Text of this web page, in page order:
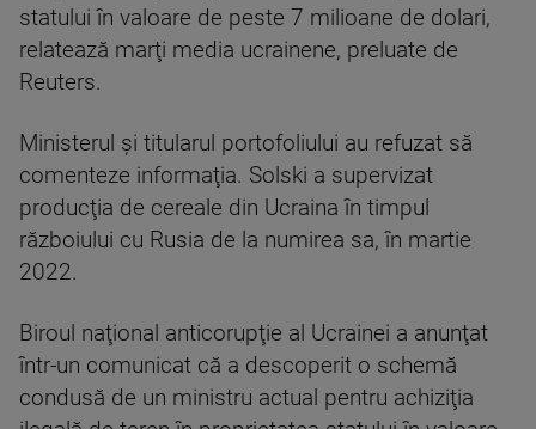
statului în valoare de peste 7 milioane de dolari,
relatează marţi media ucrainene, preluate de
Reuters.
Ministerul şi titularul portofoliului au refuzat să
comenteze informaţia. Solski a supervizat
producţia de cereale din Ucraina în timpul
războiului cu Rusia de la numirea sa, în martie
2022.
Biroul naţional anticorupţie al Ucrainei a anunţat
într-un comunicat că a descoperit o schemă
condusă de un ministru actual pentru achiziţia